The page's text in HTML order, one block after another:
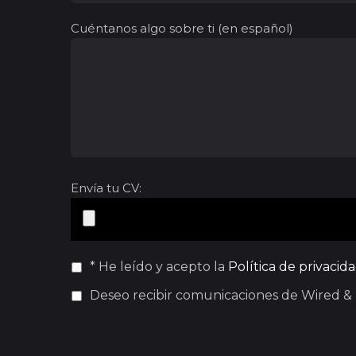
Cuéntanos algo sobre ti (en español)
Envía tu CV:
* He leído y acepto la Política de
Deseo recibir comunicaciones de Wired &